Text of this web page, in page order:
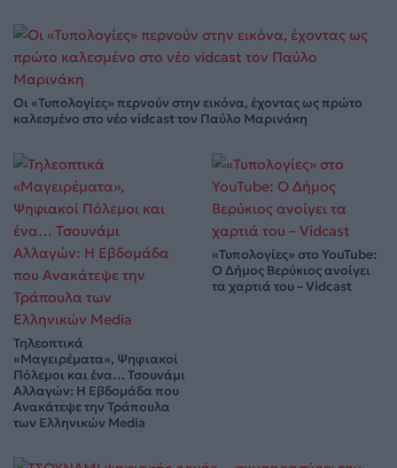
Οι «Τυπολογίες» περνούν στην εικόνα, έχοντας ως πρώτο
καλεσμένο στο νέο vidcast τον Παύλο Μαρινάκη
Τηλεοπτικά
«Μαγειρέματα», Ψηφιακοί
Πόλεμοι και ένα… Τσουνάμι
Αλλαγών: Η Εβδομάδα που
Ανακάτεψε την Τράπουλα
των Ελληνικών Media
«Τυπολογίες» στο YouTube:
Ο Δήμος Βερύκιος ανοίγει
τα χαρτιά του – Vidcast